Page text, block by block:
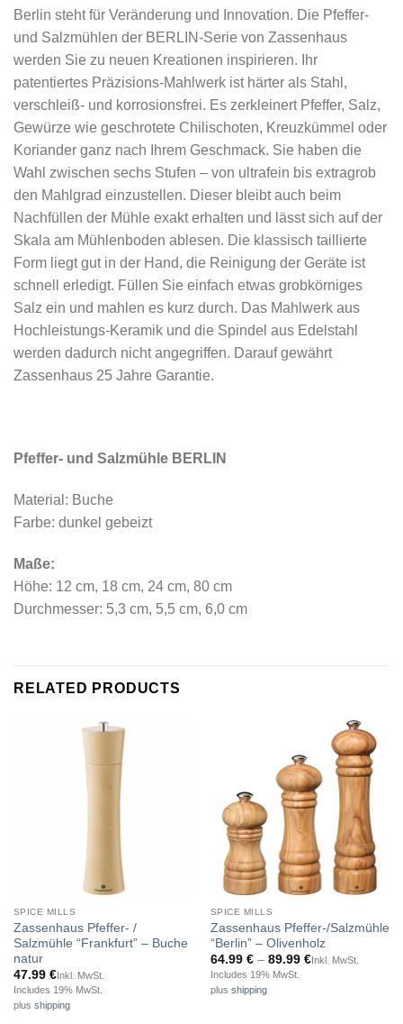
Berlin steht für Veränderung und Innovation. Die Pfeffer-
und Salzmühlen der BERLIN-Serie von Zassenhaus
werden Sie zu neuen Kreationen inspirieren. Ihr
patentiertes Präzisions-Mahlwerk ist härter als Stahl,
verschleiß- und korrosionsfrei. Es zerkleinert Pfeffer, Salz,
Gewürze wie geschrotete Chilischoten, Kreuzkümmel oder
Koriander ganz nach Ihrem Geschmack. Sie haben die
Wahl zwischen sechs Stufen – von ultrafein bis extragrob
den Mahlgrad einzustellen. Dieser bleibt auch beim
Nachfüllen der Mühle exakt erhalten und lässt sich auf der
Skala am Mühlenboden ablesen. Die klassisch taillierte
Form liegt gut in der Hand, die Reinigung der Geräte ist
schnell erledigt. Füllen Sie einfach etwas grobkörniges
Salz ein und mahlen es kurz durch. Das Mahlwerk aus
Hochleistungs-Keramik und die Spindel aus Edelstahl
werden dadurch nicht angegriffen. Darauf gewährt
Zassenhaus 25 Jahre Garantie.
Pfeffer- und Salzmühle BERLIN
Material: Buche
Farbe: dunkel gebeizt
Maße:
Höhe: 12 cm, 18 cm, 24 cm, 80 cm
Durchmesser: 5,3 cm, 5,5 cm, 6,0 cm
RELATED PRODUCTS
SPICE MILLS
Zassenhaus Pfeffer- /
Salzmühle “Frankfurt” – Buche
natur
47.99 €Inkl. MwSt.
Includes 19% MwSt.
plus shipping
SPICE MILLS
Zassenhaus Pfeffer-/Salzmühle
“Berlin” – Olivenholz
64.99 € – 89.99 €Price
Inkl. MwSt.
Includes 19% MwSt.
plus shipping